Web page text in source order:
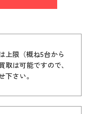
上限（概ね5台から
は可能ですので、
さい。